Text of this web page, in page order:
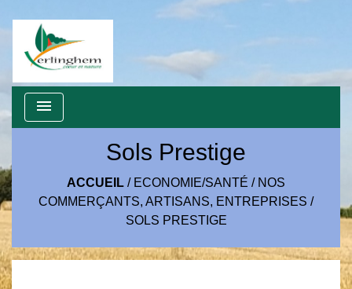
menu
Sols Prestige
ACCUEIL / ECONOMIE/SANTÉ / NOS
COMMERÇANTS, ARTISANS, ENTREPRISES /
SOLS PRESTIGE